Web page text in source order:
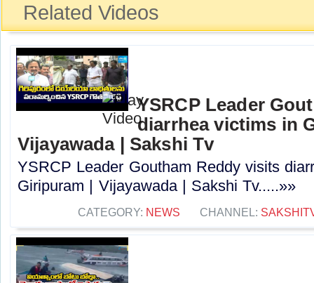
Related Videos
YSRCP Leader
diarrhea victims in
Vijayawada | Sakshi Tv
YSRCP Leader Goutham Reddy visits
Giripuram | Vijayawada | Sakshi Tv.....»»
CATEGORY: NEWS CHANNEL: